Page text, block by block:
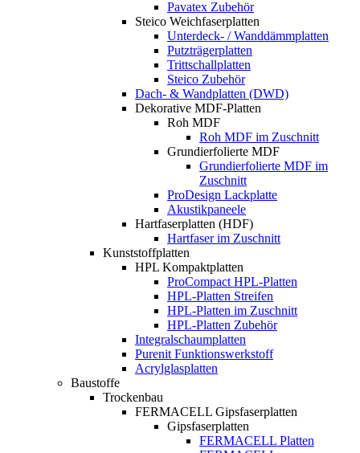
Pavatex Zubehör
Steico Weichfaserplatten
Unterdeck- / Wanddämmplatten
Putzträgerplatten
Trittschallplatten
Steico Zubehör
Dach- & Wandplatten (DWD)
Dekorative MDF-Platten
Roh MDF
Roh MDF im Zuschnitt
Grundierfolierte MDF
Grundierfolierte MDF im
Zuschnitt
ProDesign Lackplatte
Akustikpaneele
Hartfaserplatten (HDF)
Hartfaser im Zuschnitt
Kunststoffplatten
HPL Kompaktplatten
ProCompact HPL-Platten
HPL-Platten Streifen
HPL-Platten im Zuschnitt
HPL-Platten Zubehör
Integralschaumplatten
Purenit Funktionswerkstoff
Acrylglasplatten
Baustoffe
Trockenbau
FERMACELL Gipsfaserplatten
Gipsfaserplatten
FERMACELL Platten